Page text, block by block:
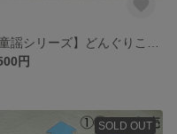
円
SOLD OUT